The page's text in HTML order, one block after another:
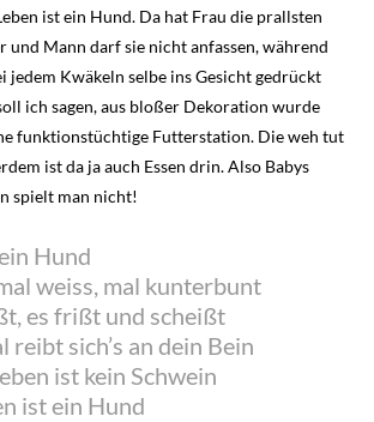
ist ein Hund. Da hat Frau die prallsten
und Mann darf sie nicht anfassen, während
jedem Kwäkeln selbe ins Gesicht gedrückt
ich sagen, aus bloßer Dekoration wurde
funktionstüchtige Futterstation. Die weh tut
ist da ja auch Essen drin. Also Babys
spielt man nicht!
Hund
weiss, mal kunterbunt
es frißt und scheißt
reibt sich’s an dein Bein
ist kein Schwein
ist ein Hund